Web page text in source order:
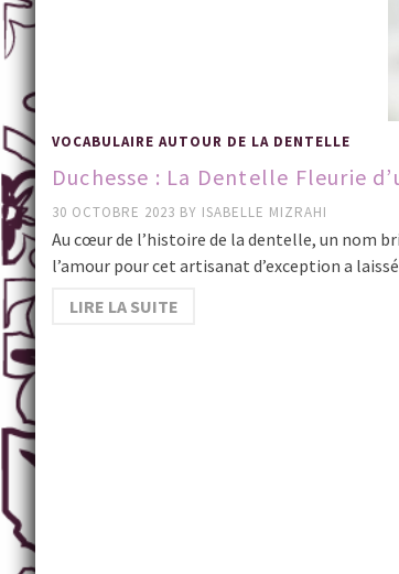
VOCABULAIRE AUTOUR DE LA DENTELLE
Duchesse : La Dentelle Fleurie
30 OCTOBRE 2023 BY ISABELLE MIZRAHI
Au cœur de l’histoire de la dentelle, un nom
l’amour pour cet artisanat d’exception a
LIRE LA SUITE